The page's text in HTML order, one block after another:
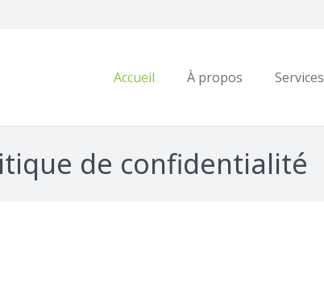
Accueil À propos Services
de confidentialité